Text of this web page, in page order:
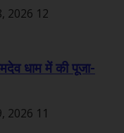
2026 12
धाम में की पूजा-
2026 11